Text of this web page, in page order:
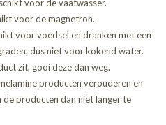
voor de vaatwasser.
voor de magnetron.
voor voedsel en dranken met een
dus niet voor kokend water.
zit, gooi deze dan weg.
producten verouderen en
producten dan niet langer te